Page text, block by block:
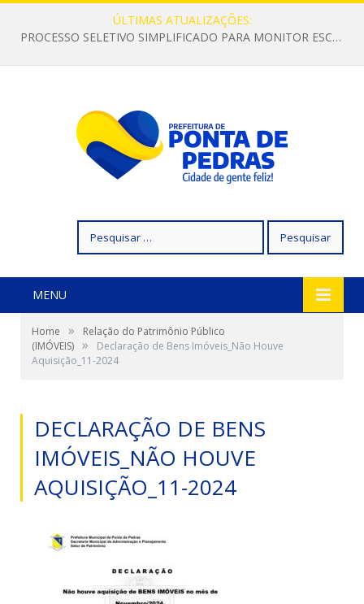
ÚLTIMAS ATUALIZAÇÕES:
PROCESSO SELETIVO SIMPLIFICADO PARA MONITOR ESCOLAR
por:
MENU
Home »
Relação do Patrimônio Público
(IMÓVEIS) »
Declaração de Bens Imóveis_Não Houve
Aquisição_11-2024
DECLARAÇÃO DE BENS
IMÓVEIS_NÃO HOUVE
AQUISIÇÃO_11-2024